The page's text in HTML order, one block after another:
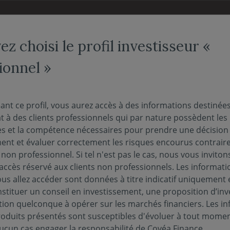
choisi le profil investisseur «
»
ce profil, vous aurez accès à des informations destinées
à des clients professionnels qui par nature possèdent les
et la compétence nécessaires pour prendre une décision
et évaluer correctement les risques encourus
non professionnel. Si tel n'est pas le cas, nous vous
réservé aux clients non professionnels. Les
allez accéder sont données à titre indicatif uniquement
un conseil en investissement, une proposition
quelconque à opérer sur les marchés financiers. Les
présentés sont susceptibles d'évoluer à tout